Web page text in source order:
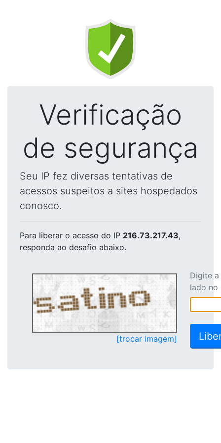
Verificação
de segurança
Seu IP fez diversas tentativas de
acessos suspeitos a sites hospedados
conosco.
Para liberar o acesso do IP 216.73.217.43,
responda ao desafio abaixo.
[trocar imagem]
Digite
lado no